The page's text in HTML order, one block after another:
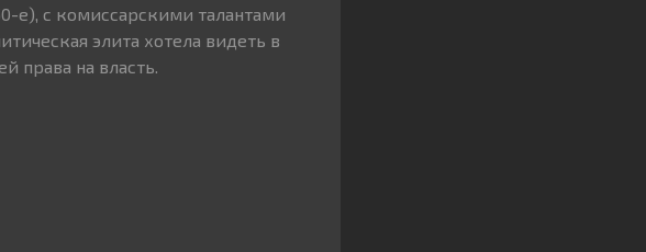
е), с комиссарскими талантами
элита хотела видеть в
права на власть.